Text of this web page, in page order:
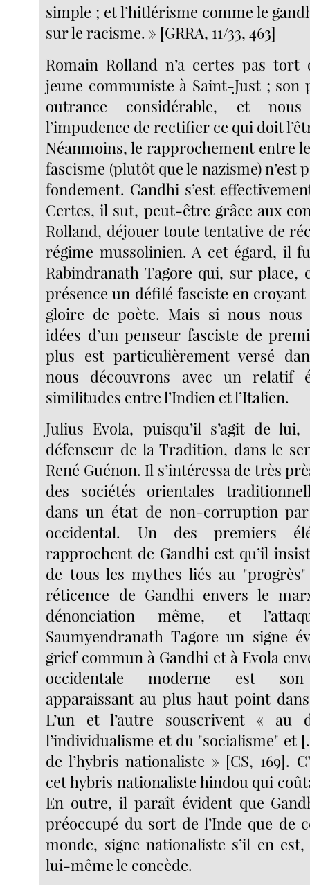
simple ; et l’hitlérisme comme le
sur le racisme. » [GRRA, 11/33, 463]
Romain Rolland n’a certes pas
jeune communiste à Saint-Just ; son
outrance considérable, et nous
l’impudence de rectifier ce qui doit
Néanmoins, le rapprochement entre
fascisme (plutôt que le nazisme) n’est
fondement. Gandhi s’est
Certes, il sut, peut-être grâce aux
Rolland, déjouer toute tentative de
régime mussolinien. A cet égard, il
Rabindranath Tagore qui, sur place,
présence un défilé fasciste en croyant
gloire de poète. Mais si nous nous
idées d’un penseur fasciste de
plus est particulièrement versé
nous découvrons avec un relatif
similitudes entre l’Indien et l’Italien.
Julius Evola, puisqu’il s’agit de
défenseur de la Tradition, dans le
René Guénon. Il s’intéressa de très
des sociétés orientales
dans un état de non-corruption
occidental. Un des premiers
rapprochent de Gandhi est qu’il
de tous les mythes liés au
réticence de Gandhi envers le
dénonciation même, et
Saumyendranath Tagore un signe
grief commun à Gandhi et à Evola
occidentale moderne est son
apparaissant au plus haut point
L’un et l’autre souscrivent « au
l’individualisme et du "socialisme" et
de l’hybris nationaliste » [CS, 169].
cet hybris nationaliste hindou qui
En outre, il paraît évident que
préoccupé du sort de l’Inde que de
monde, signe nationaliste s’il en
lui-même le concède.